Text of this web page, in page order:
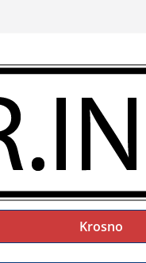
Krosno